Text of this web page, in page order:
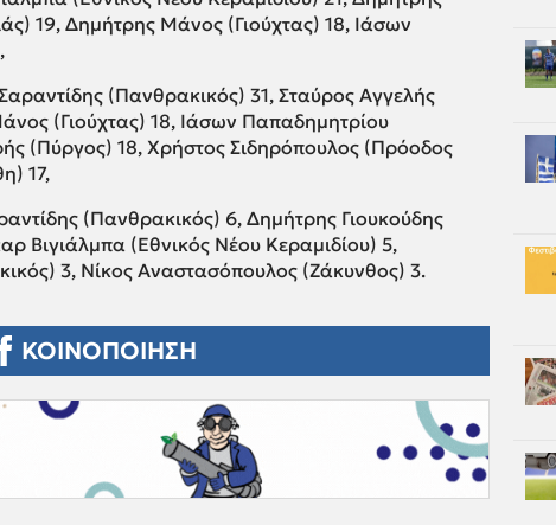
19, Δημήτρης Μάνος (Γιούχτας) 18, Ιάσων
(Πανθρακικός) 31, Σταύρος Αγγελής
(Γιούχτας) 18, Ιάσων Παπαδημητρίου
(Πύργος) 18, Χρήστος Σιδηρόπουλος (Πρόοδος
17,
(Πανθρακικός) 6, Δημήτρης Γιουκούδης
Βιγιάλμπα (Εθνικός Νέου Κεραμιδίου) 5,
3, Νίκος Αναστασόπουλος (Ζάκυνθος) 3.
ΚΟΙΝΟΠΟΙΗΣΗ